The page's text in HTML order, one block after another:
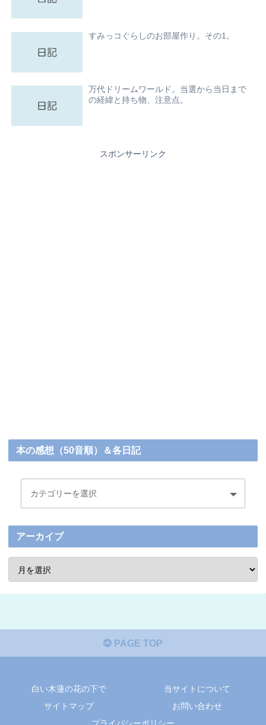
すみっコぐらしのお部屋作り。その1。
万代ドリームワールド。当選から当日まで
の経緯と持ち物、注意点。
スポンサーリンク
本の感想（50音順）＆各日記
アーカイブ
PAGE TOP
白い木蓮の花の下で
当サイトについて
サイトマップ
お問い合わせ